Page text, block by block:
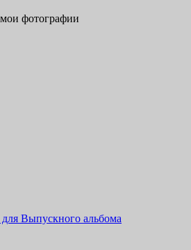
фотографии
Выпускного альбома